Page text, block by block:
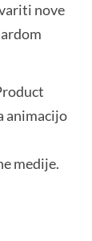
nove
animacijo
medije.